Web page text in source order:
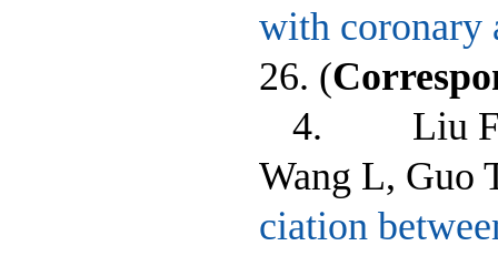
with coronary
26. (
4. Liu F,
Wang L, Guo
ciation